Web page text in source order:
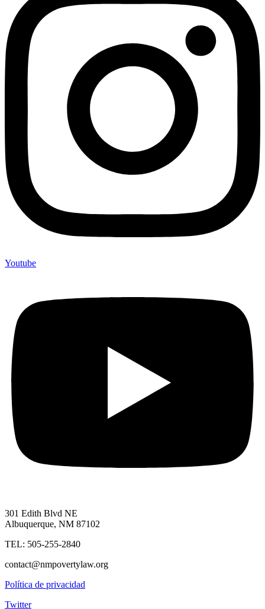
Youtube
301 Edith Blvd NE
Albuquerque, NM 87102
TEL: 505-255-2840
contact@nmpovertylaw.org
Política de privacidad
Twitter